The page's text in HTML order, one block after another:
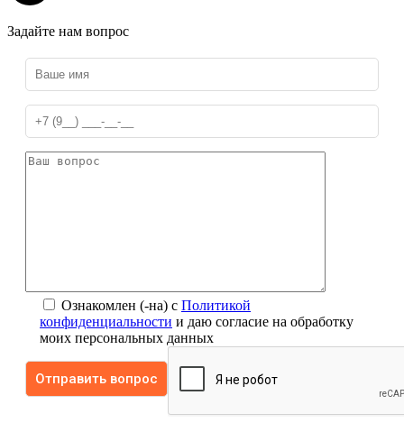
Задайте нам вопрос
Ознакомлен (-на) с Политикой
конфиденциальности и даю согласие на обработку
моих персональных данных